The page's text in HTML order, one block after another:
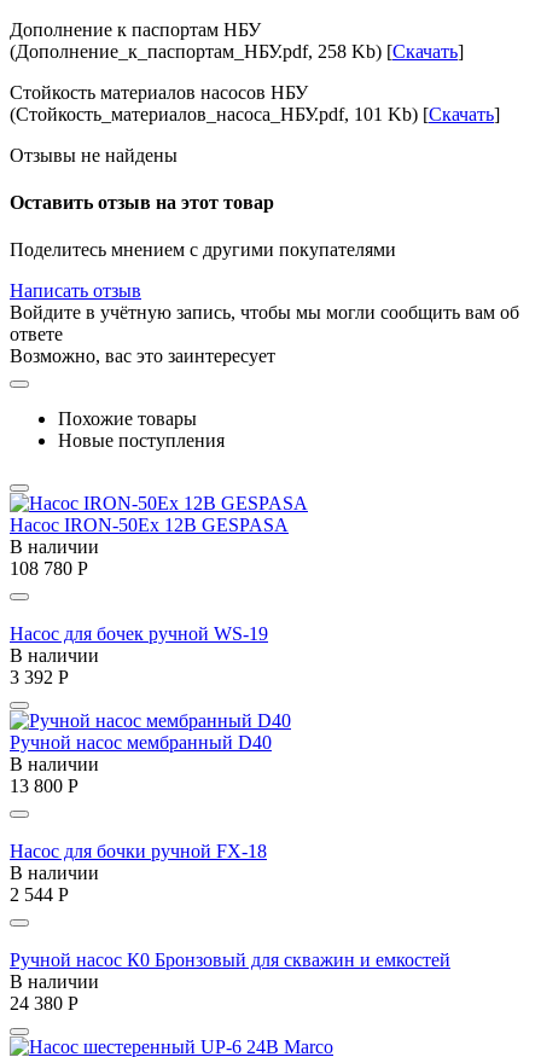
Дополнение к паспортам НБУ
(Дополнение_к_паспортам_НБУ.pdf, 258 Kb) [Скачать]
Стойкость материалов насосов НБУ
(Стойкость_материалов_насоса_НБУ.pdf, 101 Kb) [Скачать]
Отзывы не найдены
Оставить отзыв на этот товар
Поделитесь мнением с другими покупателями
Написать отзыв
Войдите в учётную запись, чтобы мы могли сообщить вам об
ответе
Возможно, вас это заинтересует
Похожие товары
Новые поступления
Насос IRON-50Ex 12В GESPASA
В наличии
108 780 Р
Насос для бочек ручной WS-19
В наличии
3 392 Р
Ручной насос мембранный D40
В наличии
13 800 Р
Насос для бочки ручной FX-18
В наличии
2 544 Р
Ручной насос К0 Бронзовый для скважин и емкостей
В наличии
24 380 Р